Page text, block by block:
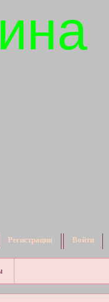
Регистрация Войти